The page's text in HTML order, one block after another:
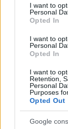
consent section.
I want to
Personal
Opted In
I want to
Personal
Opted In
I want to
Retention,
Personal
Purposes
Opted Out
Google
Ένας άλλος
στην
που
του
ανακτηθεί.
Δεν υπάρχει
αυτό να είχε